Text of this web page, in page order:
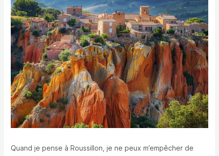
Quand je pense à Roussillon, je ne peux m’empêcher de